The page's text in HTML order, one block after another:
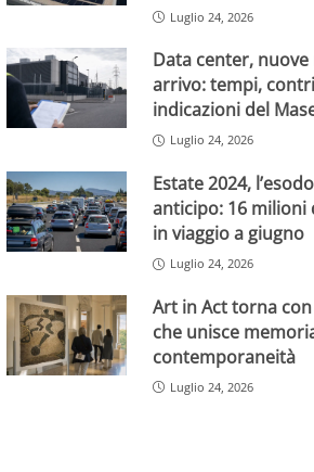
Luglio 24, 2026
Data center,
arrivo: tempi,
indicazioni del
Luglio 24, 2026
Estate 2024,
anticipo: 16 milioni
in viaggio a giugno
Luglio 24, 2026
Art in Act torna
che unisce
contemporaneità
Luglio 24, 2026